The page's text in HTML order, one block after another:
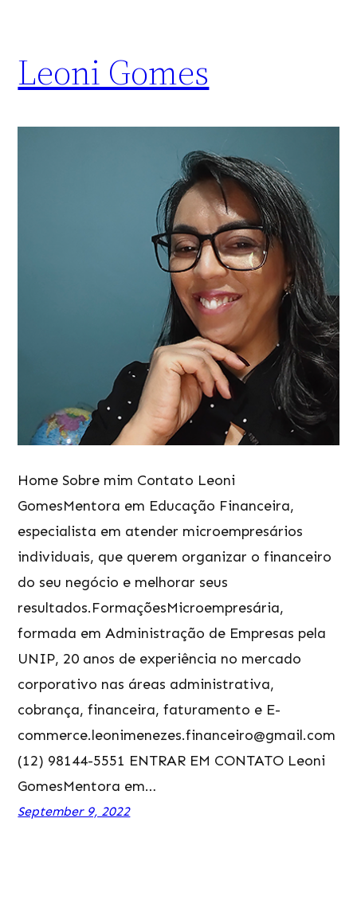
Leoni Gomes
Home Sobre mim Contato Leoni
GomesMentora em Educação Financeira,
especialista em atender microempresários
individuais, que querem organizar o financeiro
do seu negócio e melhorar seus
resultados.FormaçõesMicroempresária,
formada em Administração de Empresas pela
UNIP, 20 anos de experiência no mercado
corporativo nas áreas administrativa,
cobrança, financeira, faturamento e E-
commerce.leonimenezes.financeiro@gmail.com
(12) 98144-5551 ENTRAR EM CONTATO Leoni
GomesMentora em…
September 9, 2022